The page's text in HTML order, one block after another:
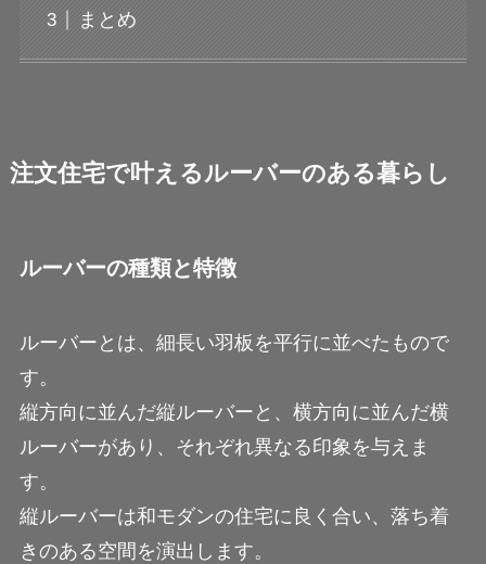
まとめ
注文住宅で叶えるルーバーのある暮らし
ルーバーの種類と特徴
ルーバーとは、細長い羽板を平行に並べたもので
す。
縦方向に並んだ縦ルーバーと、横方向に並んだ横
ルーバーがあり、それぞれ異なる印象を与えま
す。
縦ルーバーは和モダンの住宅に良く合い、落ち着
きのある空間を演出します。